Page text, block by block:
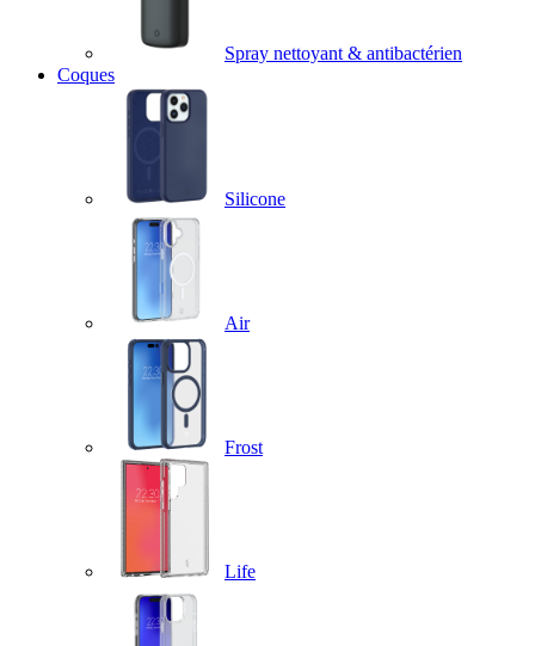
Spray nettoyant & antibactérien
Coques
Silicone
Air
Frost
Life